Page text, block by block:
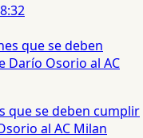
que se deben cumplir
al AC Milan